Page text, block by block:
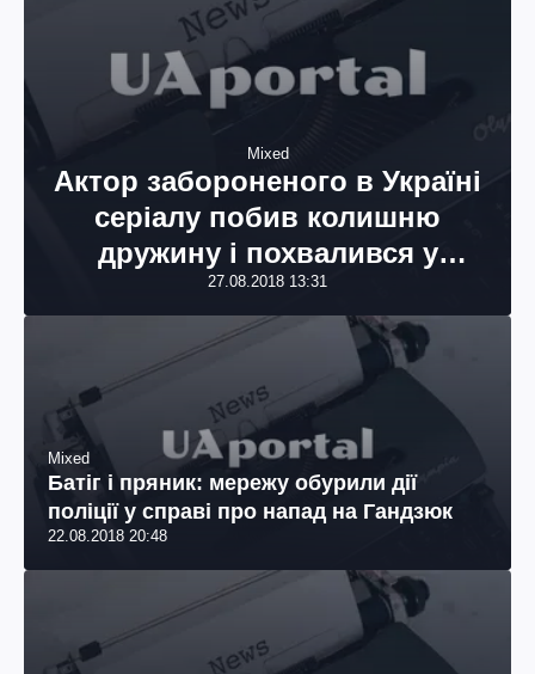
Mixed
Актор забороненого в Україні
серіалу побив колишню
дружину і похвалився у
Facebook: опубліковані фото
27.08.2018 13:31
Mixed
Батіг і пряник: мережу обурили дії
поліції у справі про напад на Гандзюк
22.08.2018 20:48